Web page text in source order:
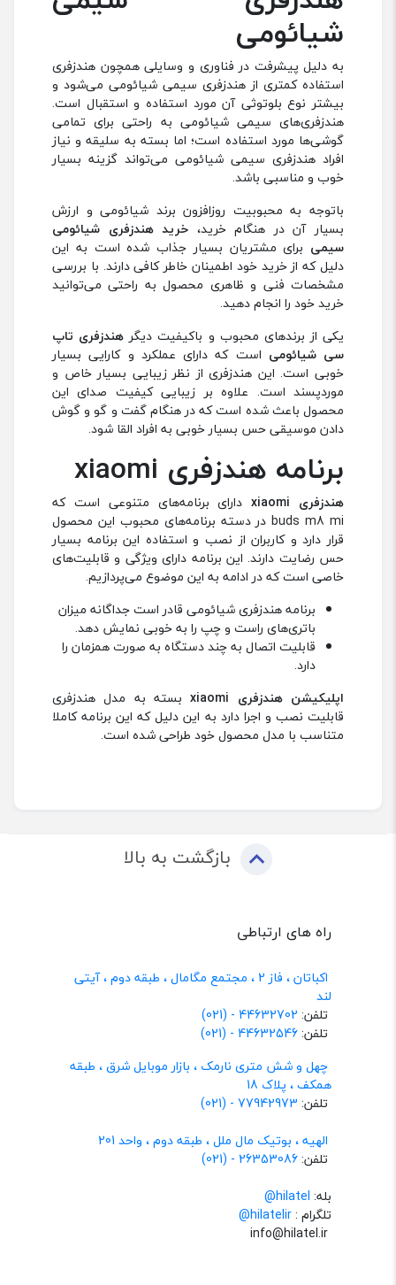
شیائومی
به دلیل پیشرفت در فناوری و وسایلی همچون هندزفری
استفاده کمتری از هندزفری سیمی شیائومی می‌شود و
بیشتر نوع بلوتوثی آن مورد استفاده و استقبال است.
هندزفری‌های سیمی شیائومی به راحتی برای تمامی
گوشی‌ها مورد استفاده است؛ اما بسته به سلیقه و نیاز
افراد هندزفری سیمی شیائومی می‌تواند گزینه بسیار
خوب و مناسبی باشد‌.
باتوجه به محبوبیت روزافزون برند شیائومی و ارزش
بسیار آن در هنگام خرید، خرید هندزفری شیائومی
سیمی برای مشتریان بسیار جذاب شده است به این
دلیل که از خرید خود اطمینان خاطر کافی دارند. با بررسی
مشخصات فنی و ظاهری محصول به راحتی می‌توانید
خرید خود را انجام دهید.
یکی از برندهای محبوب و باکیفیت دیگر هندزفری تاپ
سی شیائومی است که دارای عملکرد و کارایی بسیار
خوبی است. این هندزفری از نظر زیبایی بسیار خاص و
موردپسند است. علاوه بر زیبایی کیفیت صدای این
محصول باعث شده است که در هنگام گفت و گو و گوش
دادن موسیقی حس بسیار خوبی به افراد القا شود.
برنامه هندزفری xiaomi
هندزفری xiaomi
دارای برنامه‌های متنوعی است که
buds m8 mi در دسته برنامه‌های محبوب این محصول
قرار دارد و کاربران از نصب و استفاده این برنامه بسیار
حس رضایت دارند. این برنامه‌ دارای ویژگی و قابلیت‌های
خاصی است که در ادامه به این موضوع می‌پردازیم.
برنامه هندزفری شیائومی قادر است جداگانه میزان
باتری‌های راست و چپ را به خوبی نمایش دهد.
قابلیت اتصال به چند دستگاه به صورت همزمان را
دارد.
اپلیکیشن هندزفری xiaomi
بسته به مدل هندزفری
قابلیت نصب و اجرا دارد به این دلیل که این برنامه کاملا
متناسب با مدل محصول خود طراحی شده است.
بازگشت به بالا
راه های ارتباطی
اکباتان ، فاز 2 ، مجتمع مگامال ، طبقه دوم ، آیتی
لند
تلفن: 44632702 - (021)
تلفن:44632546 - (021)
چهل و شش متری نارمک ، بازار موبایل شرق ، طبقه
همکف ، پلاک 18
تلفن: 77942973 - (021)
الهیه ، بوتیک مال ملل ، طبقه دوم ، واحد 201
تلفن:26353086 - (021)
بله: hilatel@
تلگرام :@hilatelir